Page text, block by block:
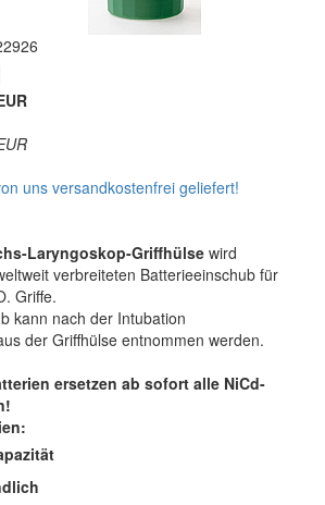
uns versandkostenfrei geliefert!
Laryngoskop-Griffhülse wird
verbreiteten Batterieeinschub für
Griffe.
kann nach der Intubation
der Griffhülse entnommen werden.
ersetzen ab sofort alle NiCd-